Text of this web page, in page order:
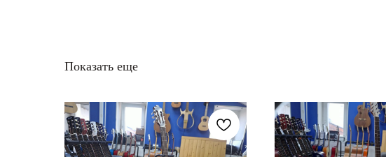
Показать еще